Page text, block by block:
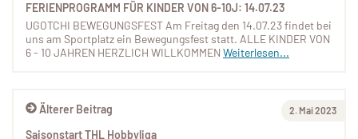
Älterer Beitrag 2. Mai 2023
Saisonstart THL Hobbyliga
FERIENPROGRAMM FÜR KINDER VON 6-10J: 14.07.23
UGOTCHI BEWEGUNGSFEST Am Freitag den 14.07.23 findet bei
uns am Sportplatz ein Bewegungsfest statt. ALLE KINDER VON
6 - 10 JAHREN HERZLICH WILLKOMMEN Weiterlesen...